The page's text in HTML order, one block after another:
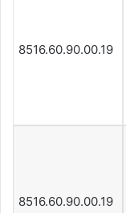
8516.60.90.00.19
8516.60.90.00.19